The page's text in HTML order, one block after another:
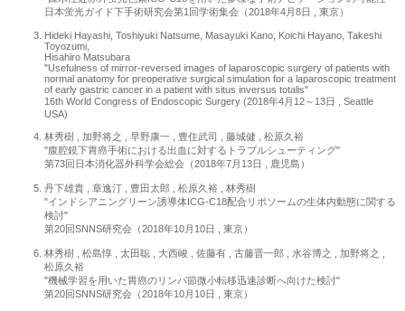
日本蛍光ガイド下手術研究会第1回学術集会（2018年4月8日 , 東京）
Hideki Hayashi, Toshiyuki Natsume, Masayuki Kano, Koichi Hayano, Takeshi
Toyozumi,
Hisahiro Matsubara
"Usefulness of mirror-reversed images of laparoscopic surgery of patients with
normal anatomy for preoperative surgical simulation for a laparoscopic treatment
of early gastric cancer in a patient with situs inversus totalis"
16th World Congress of Endoscopic Surgery (2018年4月12～13日 , Seattle
USA)
林秀樹 , 加野将之 , 早野康一 , 豊住武司 , 藤城健 , 松原久裕
"腹腔鏡下胃癌手術における出血に対するトラブルシューティング"
第73回日本消化器外科学会総会（2018年7月13日 , 鹿児島）
丹下雄貴 , 章逸汀 , 豊田太郎 , 松原久裕 , 林秀樹
"インドシアニングリーン誘導体ICG-C18配合リポソームの生体内動態に関する
検討"
第20回SNNS研究会（2018年10月10日 , 東京）
林秀樹 , 松島惇 , 太田聡 , 大西峻 , 佐藤有 , 古藤晋一郎 , 水谷博之 , 加野将之 ,
松原久裕
"機械学習を用いた胃癌のリンパ節微小転移迅速診断へ向けた検討"
第20回SNNS研究会（2018年10月10日 , 東京）